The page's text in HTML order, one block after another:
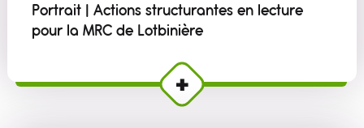
Portrait | Actions structurantes en lecture
pour la MRC de Lotbinière